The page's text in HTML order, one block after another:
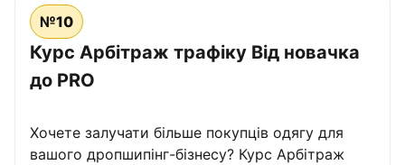
№10
Курс Арбітраж трафіку Від новачка
до PRO
Хочете залучати більше покупців одягу для
вашого дропшипінг-бізнесу? Курс Арбітраж